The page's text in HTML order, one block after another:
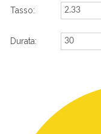
Tasso:
Durata: